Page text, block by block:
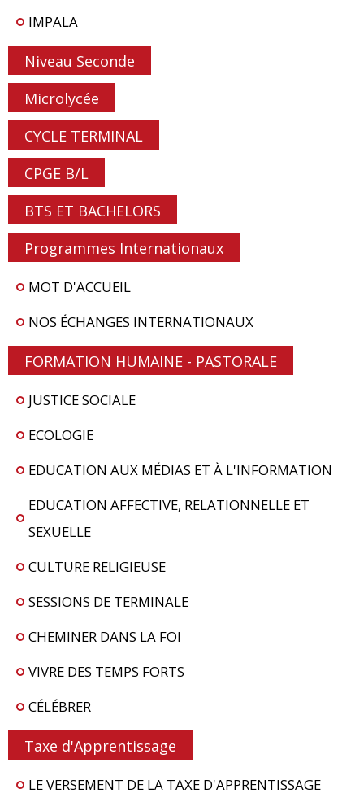
IMPALA
Niveau Seconde
Microlycée
CYCLE TERMINAL
CPGE B/L
BTS ET BACHELORS
Programmes Internationaux
MOT D'ACCUEIL
NOS ÉCHANGES INTERNATIONAUX
FORMATION HUMAINE - PASTORALE
JUSTICE SOCIALE
ECOLOGIE
EDUCATION AUX MÉDIAS ET À L'INFORMATION
EDUCATION AFFECTIVE, RELATIONNELLE ET
SEXUELLE
CULTURE RELIGIEUSE
SESSIONS DE TERMINALE
CHEMINER DANS LA FOI
VIVRE DES TEMPS FORTS
CÉLÉBRER
Taxe d'Apprentissage
LE VERSEMENT DE LA TAXE D'APPRENTISSAGE